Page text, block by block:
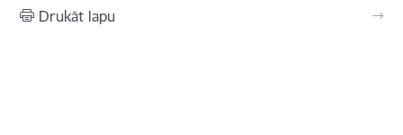
Drukāt lapu